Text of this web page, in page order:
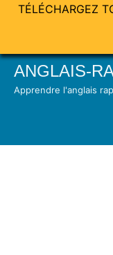
TÉLÉCHARGEZ
SkipANGLAIS-
Apprendre l'anglais